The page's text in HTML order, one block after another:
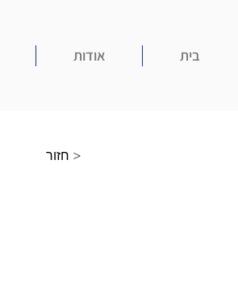
בית אודות
חזור >